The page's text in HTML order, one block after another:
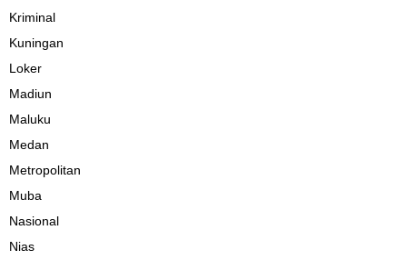
Kriminal
Kuningan
Loker
Madiun
Maluku
Medan
Metropolitan
Muba
Nasional
Nias